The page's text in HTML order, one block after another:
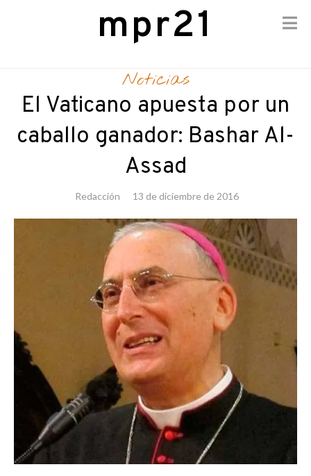
content
mpr21
Noticias
El Vaticano apuesta por un
caballo ganador: Bashar Al-
Assad
Redacción 13 de diciembre de 2016